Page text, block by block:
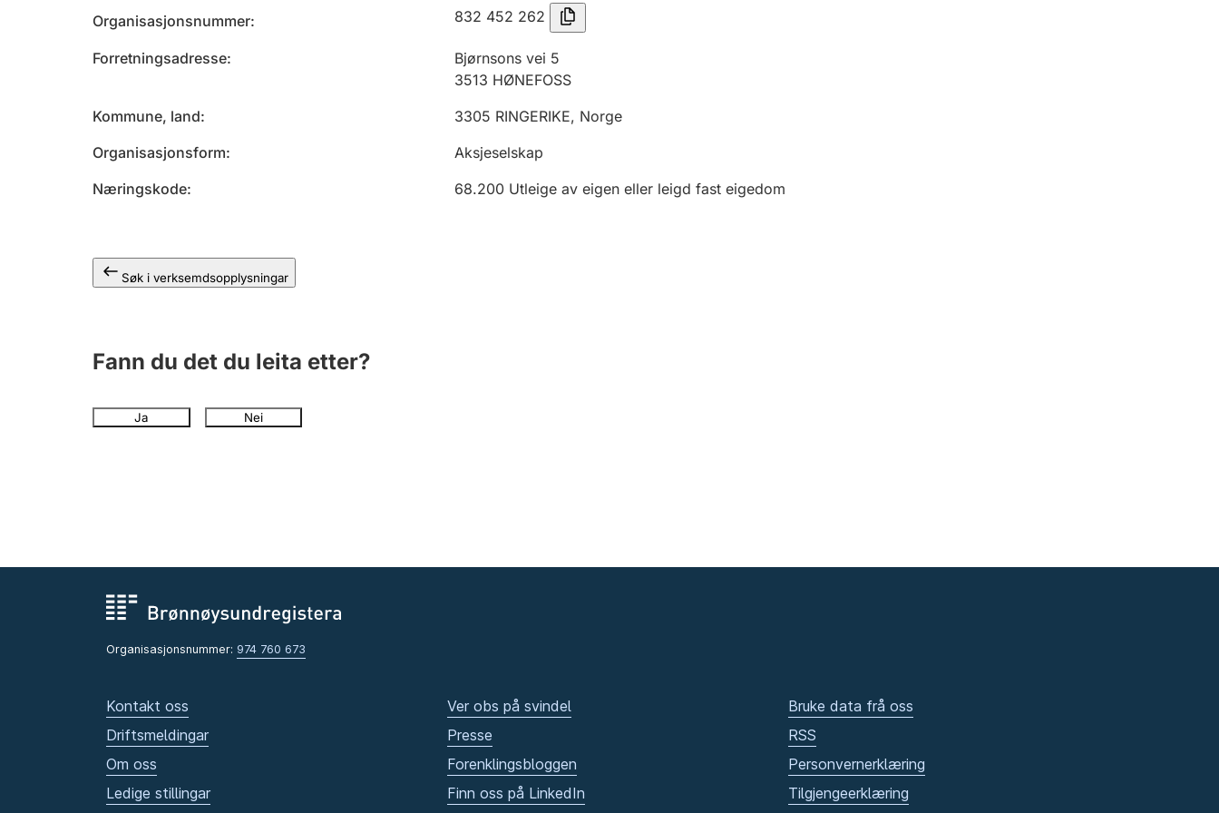
Organisasjonsnummer 832 452 262
Forretningsadresse
Bjørnsons vei 5
3513 HØNEFOSS
Kommune, land
3305 RINGERIKE, Norge
Organisasjonsform
Aksjeselskap
Næringskode
68.200 Utleige av eigen eller leigd fast eigedom
Søk i verksemdsopplysningar
Fann du det du leita etter?
Ja Nei
Organisasjonsnummer: 974 760 673
Kontakt oss
Driftsmeldingar
Om oss
Ledige stillingar
Ver obs på svindel
Presse
Forenklingsbloggen
Finn oss på LinkedIn
Bruke data frå oss
RSS
Personvernerklæring
Tilgjengeerklæring